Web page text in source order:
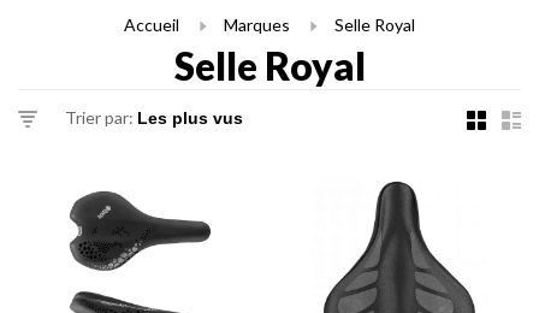
Accueil Marques Selle Royal
Selle Royal
Trier par: